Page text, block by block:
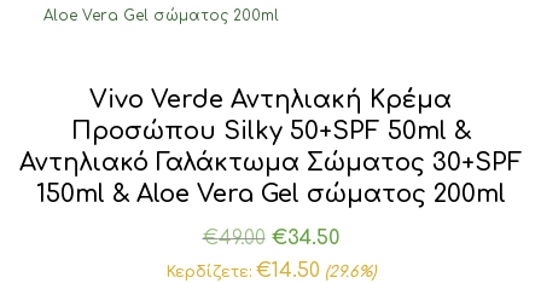
Vivo Verde Αντηλιακή Κρέμα
Προσώπου Silky 50+SPF 50ml &
Αντηλιακό Γαλάκτωμα Σώματος 30+SPF
150ml & Aloe Vera Gel σώματος 200ml
€49.00 Original
price
€34.50Η
τρέχουσα
Κερδίζετε: €14.50 (29.6%)